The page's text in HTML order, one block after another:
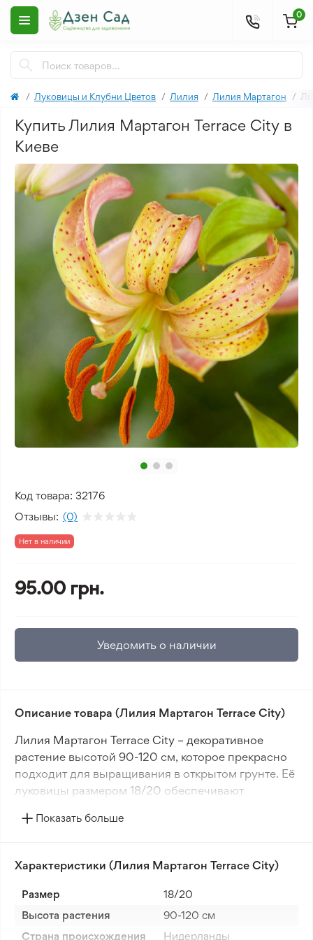
0
Луковицы и Клубни Цветов Лилия Лилия Мартагон
Купить Лилия Мартагон Terrace City в
Киеве
Код товара: 32176
Отзывы: (0)
Нет в наличии
95.00 грн.
Уведомить о наличии
Описание товара (Лилия Мартагон Terrace City)
Лилия Мартагон Terrace City – декоративное
растение высотой 90-120 см, которое прекрасно
подходит для выращивания в открытом грунте. Её
луковицы размером 18/20 обеспечивают
размером 5-10 см имеют насыщенный жёлтый
акценты. Период цветения – лето.
Terrace City хорошо адаптируется к мягкому и
умеренному климату, выдерживая
морозостойкость зон 3-4. Для достижения
оптимального роста эту лилию следует
Показать больше
Характеристики (Лилия Мартагон Terrace City)
Размер
18/20
Высота растения
90-120 cм
Страна происхождения
Нидерланды